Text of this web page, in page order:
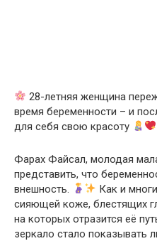
28-летняя женщина
время беременности – и
для себя свою красоту
Фарах Файсал, молодая
представить, что
внешность.
Как и
сияющей коже, блестящих
на которых отразится её
зеркало стало показывать